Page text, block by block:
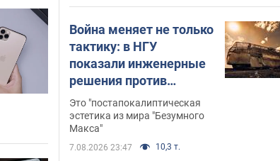
Война меняет не только
тактику: в НГУ
показали инженерные
решения против
российских FPV-
дронов. Фото
Это "постапокалиптическая
эстетика из мира "Безумного
Макса"
7.08.2026 23:47 10,3 т.